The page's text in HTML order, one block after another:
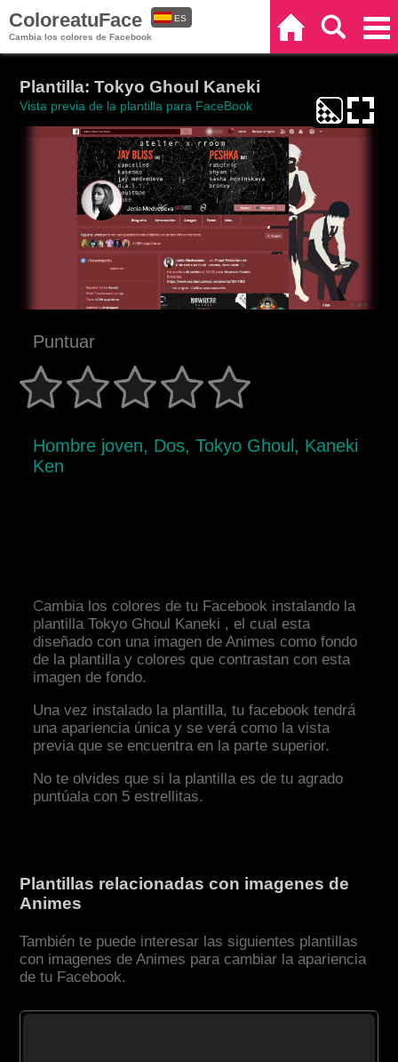
ColoreatuFace
Cambia los colores de Facebook
ES
Plantilla: Tokyo Ghoul Kaneki
Vista previa de la plantilla para FaceBook
Puntuar
Hombre joven, Dos, Tokyo Ghoul, Kaneki
Ken
Cambia los colores de tu Facebook instalando la
plantilla Tokyo Ghoul Kaneki , el cual esta
diseñado con una imagen de Animes como fondo
de la plantilla y colores que contrastan con esta
imagen de fondo.
Una vez instalado la plantilla, tu facebook tendrá
una apariencia única y se verá como la vista
previa que se encuentra en la parte superior.
No te olvides que si la plantilla es de tu agrado
puntúala con 5 estrellitas.
Plantillas relacionadas con imagenes de
Animes
También te puede interesar las siguientes plantillas
con imagenes de Animes para cambiar la apariencia
de tu Facebook.